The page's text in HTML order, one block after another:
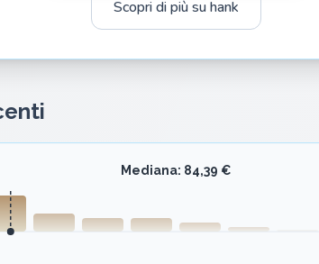
Scopri di più su hank
Mediana: 84,39 €